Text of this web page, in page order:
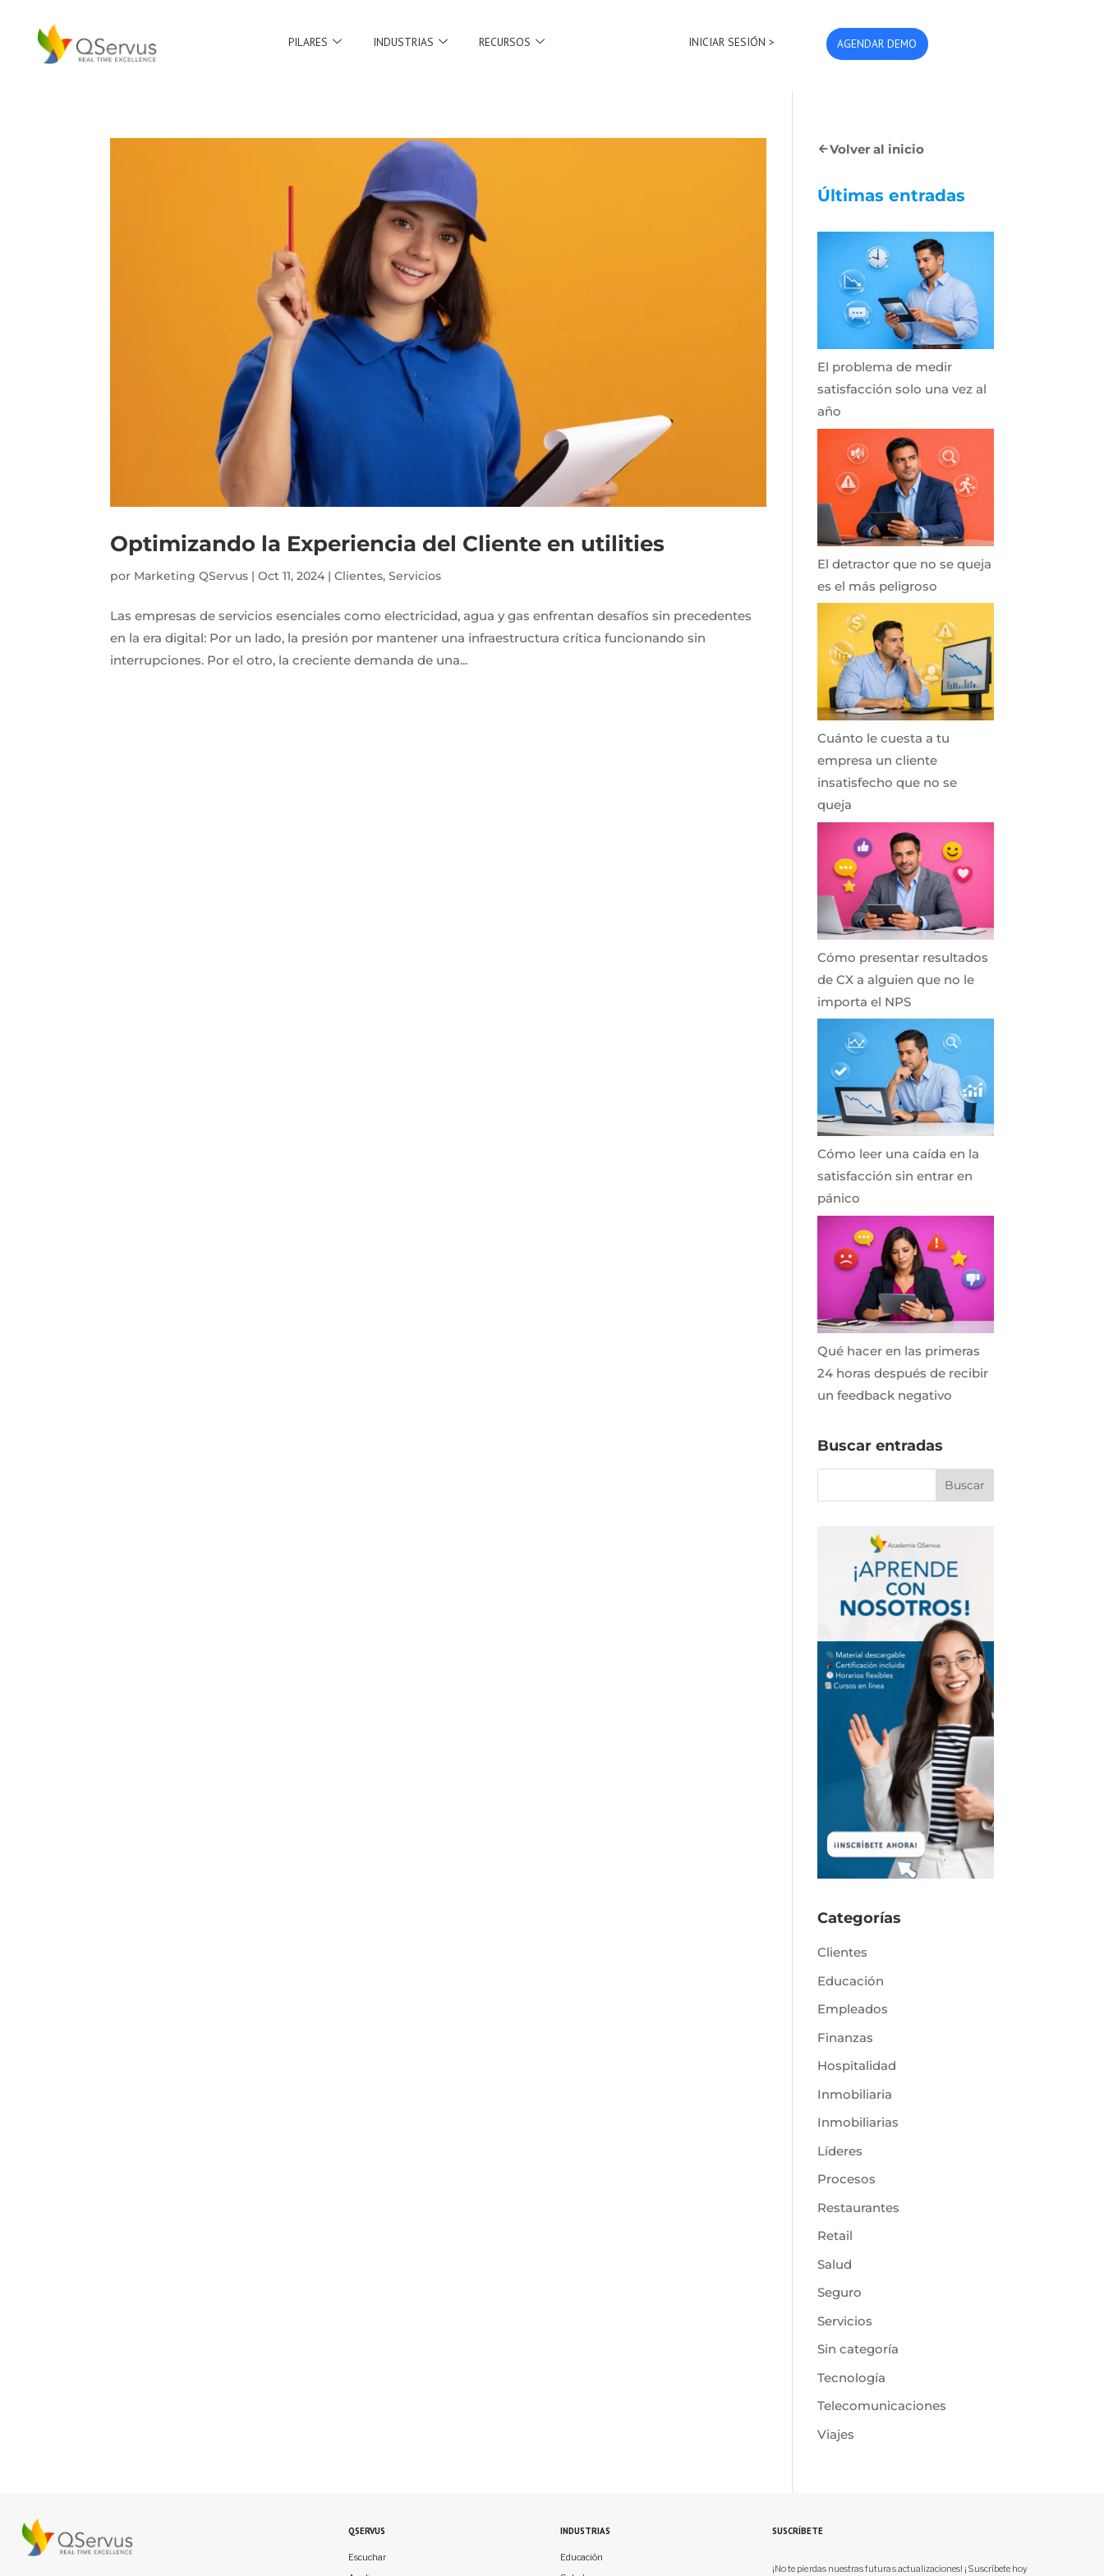
PILARES INDUSTRIAS RECURSOS INICIAR SESIÓN > AGENDAR DEMO
Optimizando la Experiencia del Cliente en utilities
por Marketing QServus |Oct 11, 2024 |Clientes,Servicios
Las empresas de servicios esenciales como electricidad, agua y gas enfrentan desafíos sin precedentes
en la era digital: Por un lado, la presión por mantener una infraestructura crítica funcionando sin
interrupciones. Por el otro, la creciente demanda de una...
Volver al inicio
Últimas entradas
El problema de medir
satisfacción solo una vez al
año
El detractor que no se queja
es el más peligroso
Cuánto le cuesta a tu
empresa un cliente
insatisfecho que no se
queja
Cómo presentar resultados
de CX a alguien que no le
importa el NPS
Cómo leer una caída en la
satisfacción sin entrar en
pánico
Qué hacer en las primeras
24 horas después de recibir
un feedback negativo
Buscar entradas
Categorías
Clientes
Educación
Empleados
Finanzas
Hospitalidad
Inmobiliaria
Inmobiliarias
Líderes
Procesos
Restaurantes
Retail
Salud
Seguro
Servicios
Sin categoría
Tecnología
Telecomunicaciones
Viajes
QSERVUS
Escuchar
INDUSTRIAS
Educación
SUSCRÍBETE
¡No te pierdas nuestras futuras actualizaciones! ¡Suscríbete hoy